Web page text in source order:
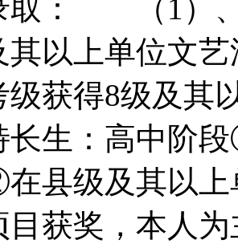
取： （1）、
其以上单位文
级获得8级及
长生：高中阶
县级及其以上
目获奖，本人